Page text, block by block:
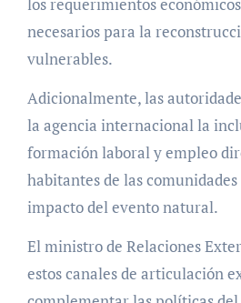
necesarios para la
vulnerables.
Adicionalmente, las
la agencia internacional la
formación laboral y empleo
habitantes de las
impacto del evento natural.
El ministro de Relaciones
estos canales de articulación